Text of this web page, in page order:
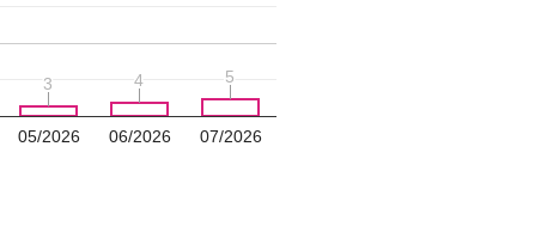
05/2026 06/2026 07/2026
3
3 4
4 5
5